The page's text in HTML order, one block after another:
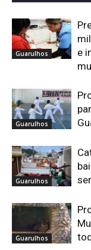
Guarulhos
e
Guarulhos
Guarulhos
Guarulhos